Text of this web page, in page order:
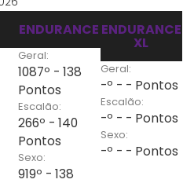
ENDURANCE
Geral:
1087º - 138
Pontos
Escalão:
266º - 140
Pontos
Sexo:
919º - 138
ENDURANCE
XL
Geral:
-º - - Pontos
Escalão:
-º - - Pontos
Sexo:
-º - - Pontos